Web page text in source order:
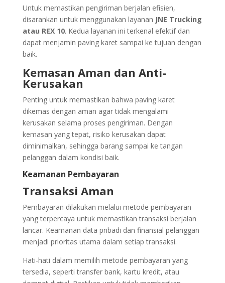
Untuk memastikan pengiriman berjalan efisien,
disarankan untuk menggunakan layanan JNE Trucking
atau REX 10. Kedua layanan ini terkenal efektif dan
dapat menjamin paving karet sampai ke tujuan dengan
baik.
Kemasan Aman dan Anti-
Kerusakan
Penting untuk memastikan bahwa paving karet
dikemas dengan aman agar tidak mengalami
kerusakan selama proses pengiriman. Dengan
kemasan yang tepat, risiko kerusakan dapat
diminimalkan, sehingga barang sampai ke tangan
pelanggan dalam kondisi baik.
Keamanan Pembayaran
Transaksi Aman
Pembayaran dilakukan melalui metode pembayaran
yang terpercaya untuk memastikan transaksi berjalan
lancar. Keamanan data pribadi dan finansial pelanggan
menjadi prioritas utama dalam setiap transaksi.
Hati-hati dalam memilih metode pembayaran yang
tersedia, seperti transfer bank, kartu kredit, atau